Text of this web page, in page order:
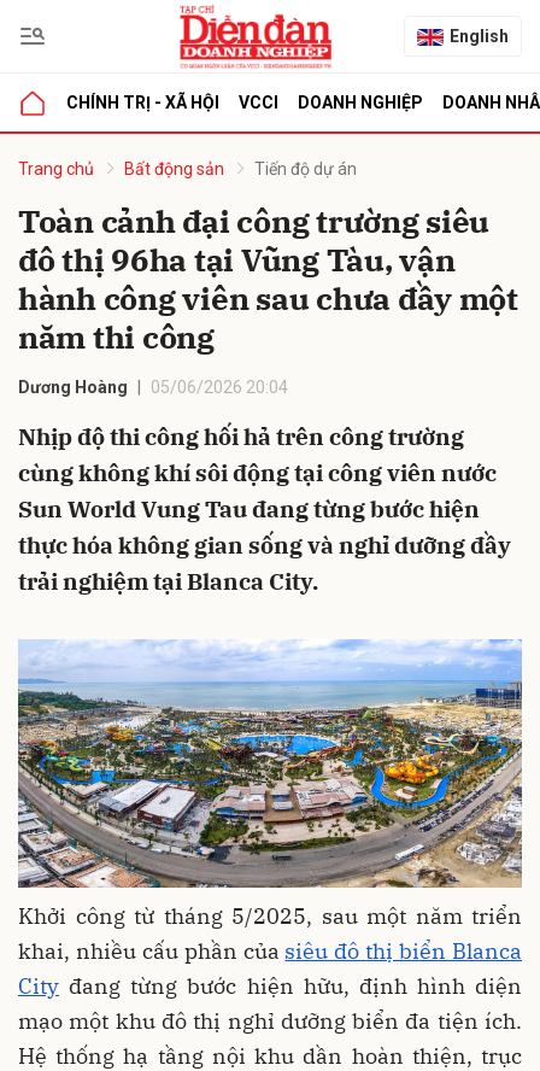
English
CHÍNH TRỊ - XÃ HỘI VCCI DOANH NGHIỆP DOANH
Trang chủ Bất động sản Tiến độ dự án
Toàn cảnh đại công trường siêu
đô thị 96ha tại Vũng Tàu, vận
hành công viên sau chưa đầy một
năm thi công
Dương Hoàng 05/06/2026 20:04
Nhịp độ thi công hối hả trên công trường
cùng không khí sôi động tại công viên nước
Sun World Vung Tau đang từng bước hiện
thực hóa không gian sống và nghỉ dưỡng đầy
trải nghiệm tại Blanca City.
Khởi công từ tháng 5/2025, sau một năm triển
khai, nhiều cấu phần của siêu đô thị biển Blanca
City đang từng bước hiện hữu, định hình diện
mạo một khu đô thị nghỉ dưỡng biển đa tiện ích.
Hệ thống hạ tầng nội khu dần hoàn thiện, trục
luận